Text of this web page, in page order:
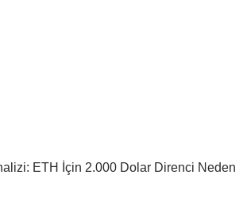
ETH İçin 2.000 Dolar Direnci Neden